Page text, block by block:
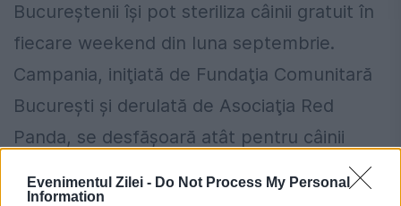
Evenimentul Zilei - Do Not Process My Personal
Information
Bucureştenii îşi pot steriliza câinii gratuit în
fiecare weekend din luna septembrie.
Campania, iniţiată de Fundaţia Comunitară
Bucureşti şi derulată de Asociaţia Red
Panda, se desfăşoară atât pentru câinii